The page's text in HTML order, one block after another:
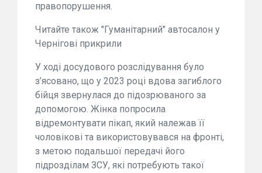
правопорушення.
Читайте також "Гуманітарний" автосалон у
Чернігові прикрили
У ході досудового розслідування було
з’ясовано, що у 2023 році вдова загиблого
бійця звернулася до підозрюваного за
допомогою. Жінка попросила
відремонтувати пікап, який належав її
чоловікові та використовувався на фронті,
з метою подальшої передачі його
підрозділам ЗСУ, які потребують такої